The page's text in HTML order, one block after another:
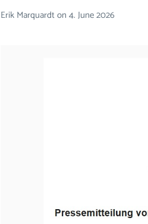
Erik Marquardton 4. June 2026